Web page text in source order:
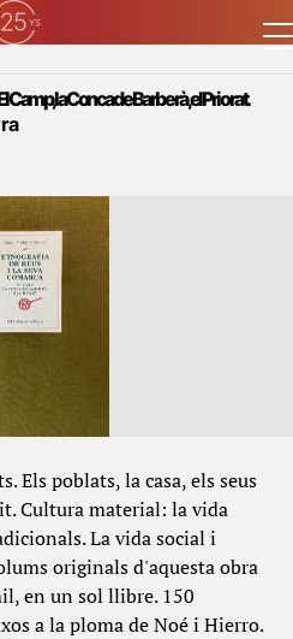
Camp, la Conca de Barberà, el Priorat.
Els poblats, la casa, els seus
Cultura material: la vida
La vida social i
originals d'aquesta obra
en un sol llibre. 150
a la ploma de Noé i Hierro.